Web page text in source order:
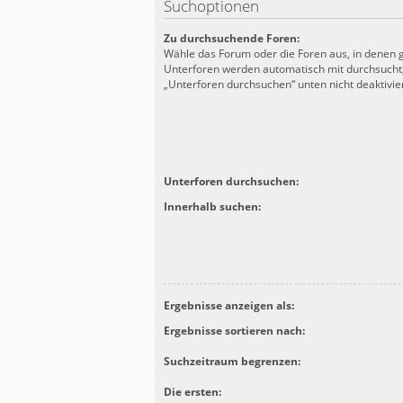
Suchoptionen
Zu durchsuchende Foren:
Wähle das Forum oder die Foren aus, in denen
Unterforen werden automatisch mit
„Unterforen durchsuchen“ unten nicht
Unterforen durchsuchen:
Innerhalb suchen:
Ergebnisse anzeigen als:
Ergebnisse sortieren nach:
Suchzeitraum begrenzen:
Die ersten: